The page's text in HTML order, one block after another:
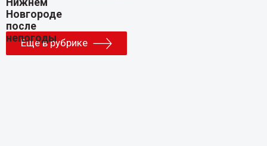
Еще в рубрике